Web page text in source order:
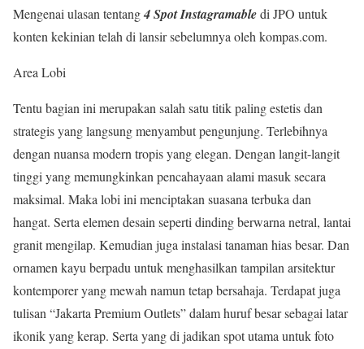
Mengenai ulasan tentang4 Spot Instagramabledi JPO untuk
konten kekinian telah di lansir sebelumnya oleh kompas.com.
Area Lobi
Tentu bagian ini merupakan salah satu titik paling estetis dan
strategis yang langsung menyambut pengunjung. Terlebihnya
dengan nuansa modern tropis yang elegan. Dengan langit-langit
tinggi yang memungkinkan pencahayaan alami masuk secara
maksimal. Maka lobi ini menciptakan suasana terbuka dan
hangat. Serta elemen desain seperti dinding berwarna netral, lantai
granit mengilap. Kemudian juga instalasi tanaman hias besar. Dan
ornamen kayu berpadu untuk menghasilkan tampilan arsitektur
kontemporer yang mewah namun tetap bersahaja. Terdapat juga
tulisan “Jakarta Premium Outlets” dalam huruf besar sebagai latar
ikonik yang kerap. Serta yang di jadikan spot utama untuk foto